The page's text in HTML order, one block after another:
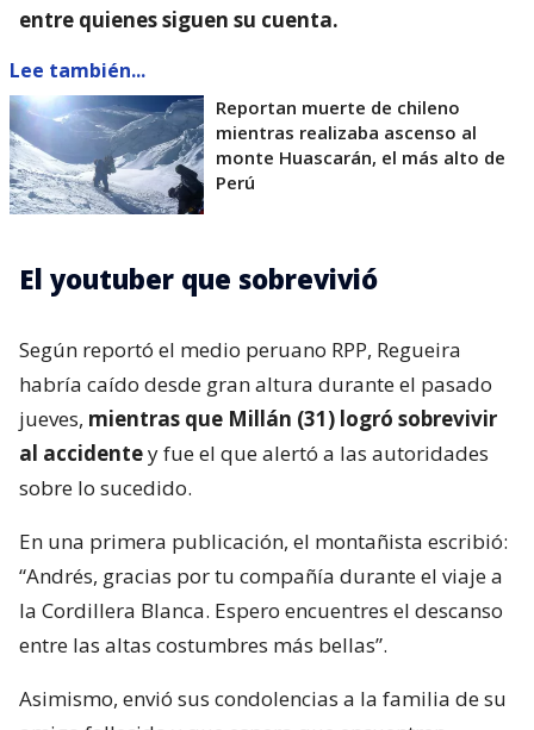
entre quienes siguen su cuenta.
Lee también...
Reportan muerte de chileno
mientras realizaba ascenso al
monte Huascarán, el más alto de
Perú
El youtuber que sobrevivió
Según reportó el medio peruano RPP, Regueira
habría caído desde gran altura durante el pasado
jueves, mientras que Millán (31) logró sobrevivir
al accidentey fue el que alertó a las autoridades
sobre lo sucedido.
En una primera publicación, el montañista escribió:
“Andrés, gracias por tu compañía durante el viaje a
la Cordillera Blanca. Espero encuentres el descanso
entre las altas costumbres más bellas”.
Asimismo, envió sus condolencias a la familia de su